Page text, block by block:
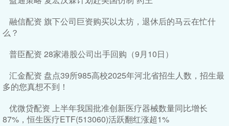
融信配资 旗下公司巨资购买以太坊，退休后的马云在忙什
么？
普臣配资 28家港股公司出手回购（9月10日）
汇金配资 盘点39所985高校2025年河北省招生人数，招生最
多的您真想不到！
优微贷配资 上半年我国批准创新医疗器械数量同比增长
87%，恒生医疗ETF(513060)活跃翻红涨超1%